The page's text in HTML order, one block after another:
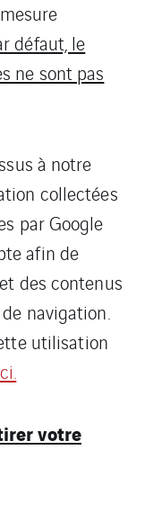
défaut, le
ne sont pas
à notre
collectées
par Google
afin de
des contenus
navigation.
utilisation
votre